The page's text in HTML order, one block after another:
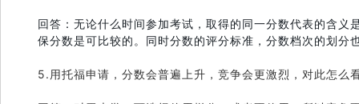
回答：无论什么时间参加考试，取得的同一分数代表的含
保分数是可比较的。同时分数的评分标准，分数档次的划分
5.用托福申请，分数会普遍上升，竞争会更激烈，对此怎么